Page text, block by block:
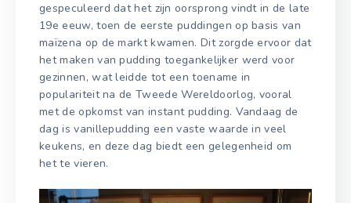
gespeculeerd dat het zijn oorsprong vindt in de late
19e eeuw, toen de eerste puddingen op basis van
maïzena op de markt kwamen. Dit zorgde ervoor dat
het maken van pudding toegankelijker werd voor
gezinnen, wat leidde tot een toename in
populariteit na de Tweede Wereldoorlog, vooral
met de opkomst van instant pudding. Vandaag de
dag is vanillepudding een vaste waarde in veel
keukens, en deze dag biedt een gelegenheid om
het te vieren.